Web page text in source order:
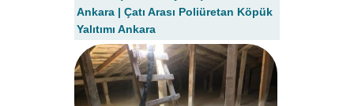
Ankara | Çatı Arası Poliüretan Köpük
Yalıtımı Ankara